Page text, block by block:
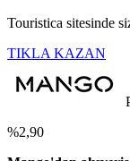
Touristica sitesinde
TIKLA KAZAN
%2,90